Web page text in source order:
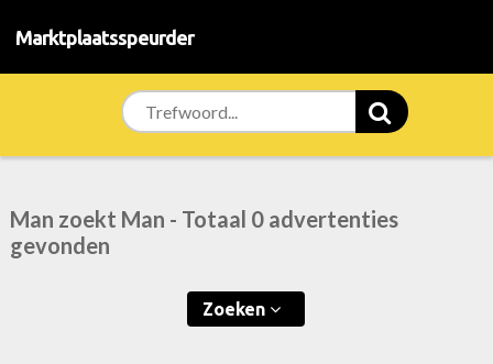
Marktplaatsspeurder
Man zoekt Man - Totaal 0 advertenties
gevonden
Zoeken